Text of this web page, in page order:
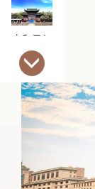
坊
明城墙
乾陵